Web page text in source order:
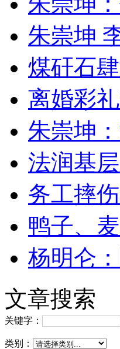
朱崇坤
煤矸石
离婚彩
朱崇坤
法润基
务工摔
鸭子、
杨明仑
文章搜索
关键字：
类别：